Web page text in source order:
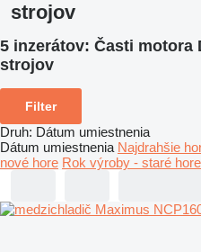
strojov
5 inzerátov: Časti motora
strojov
Filter
Druh: Dátum umiestnenia
Dátum umiestnenia Najdrahšie
nové hore Rok výroby - staré hore